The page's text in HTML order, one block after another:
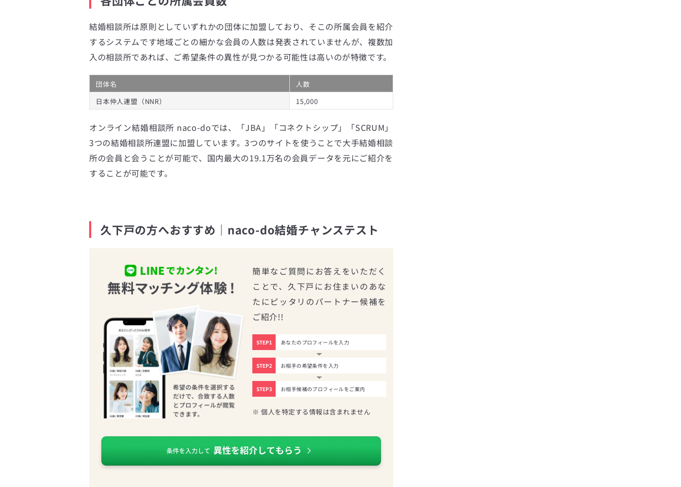
結婚相談所は原則としていずれかの団体に加盟しており、そこの所属会員を紹介
するシステムです地域ごとの細かな会員の人数は発表されていませんが、複数加
入の相談所であれば、ご希望条件の異性が見つかる可能性は高いのが特徴です。
団体名
人数
日本仲人連盟（NNR）
15,000
オンライン結婚相談所 naco-doでは、「JBA」「コネクトシップ」「SCRUM」
3つの結婚相談所連盟に加盟しています。3つのサイトを使うことで大手結婚相談
所の会員と会うことが可能で、国内最大の19.1万名の会員データを元にご紹介を
することが可能です。
久下戸の方へおすすめ｜naco-do結婚チャンステスト
簡単なご質問にお答えをいただく
ことで、久下戸にお住まいのあな
たにピッタリのパートナー候補を
ご紹介!!
STEP1 あなたのプロフィールを入力
STEP2 お相手の希望条件を入力
STEP3 お相手候補のプロフィールをご案内
※ 個人を特定する情報は含まれません